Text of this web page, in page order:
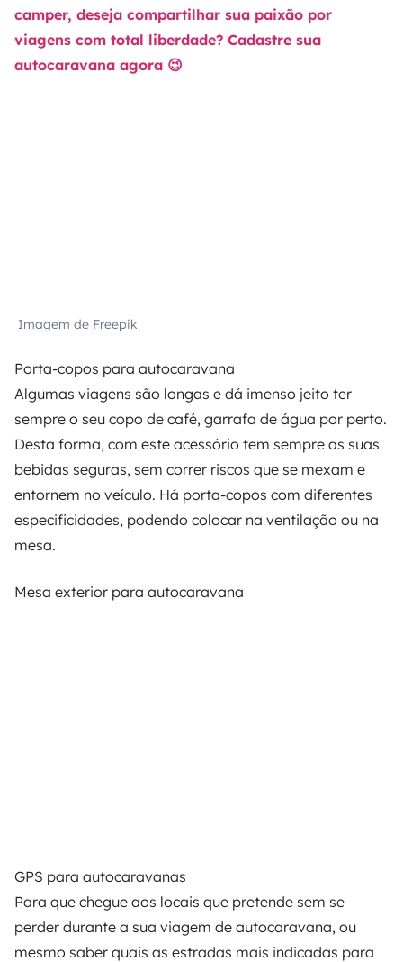
camper, deseja compartilhar sua paixão por
viagens com total liberdade? Cadastre sua
autocaravana agora 😉
Imagem de Freepik
Porta-copos para autocaravana
Algumas viagens são longas e dá imenso jeito ter
sempre o seu copo de café, garrafa de água por perto.
Desta forma, com este acessório tem sempre as suas
bebidas seguras, sem correr riscos que se mexam e
entornem no veículo. Há porta-copos com diferentes
especificidades, podendo colocar na ventilação ou na
mesa.
Mesa exterior para autocaravana
GPS para autocaravanas
Para que chegue aos locais que pretende sem se
perder durante a sua viagem de autocaravana, ou
mesmo saber quais as estradas mais indicadas para